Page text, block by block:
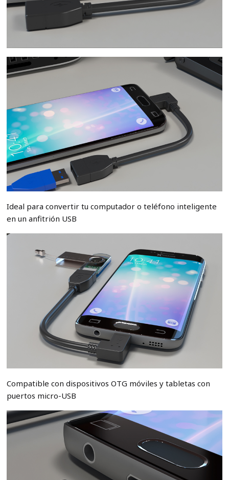
Ideal para convertir tu computador o teléfono inteligente
en un anfitrión USB
Compatible con dispositivos OTG móviles y tabletas con
puertos micro-USB